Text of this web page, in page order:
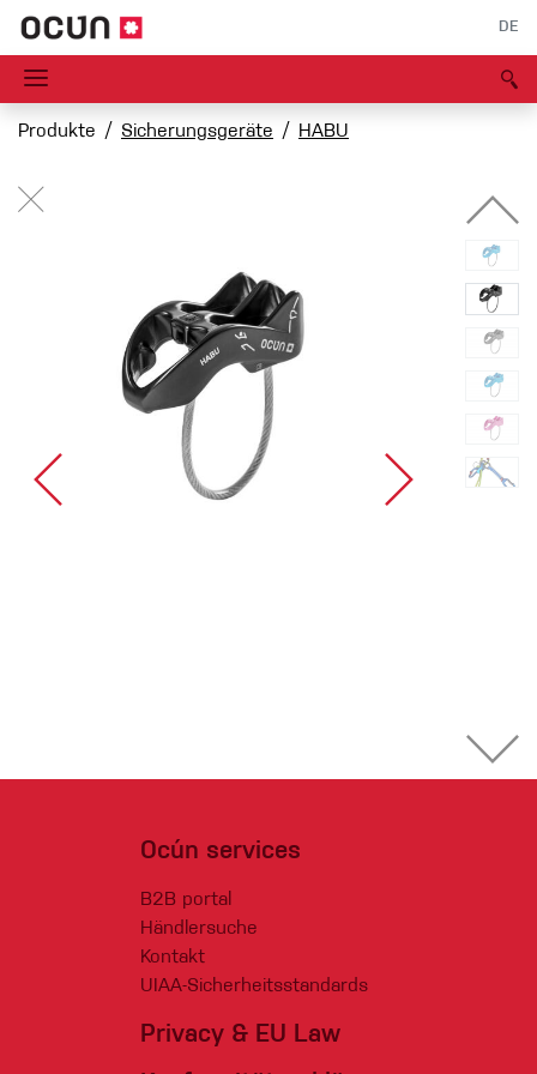
DE
Produkte Sicherungsgeräte HABU
Ocún services
B2B portal
Händlersuche
Kontakt
UIAA-Sicherheitsstandards
Privacy & EU Law